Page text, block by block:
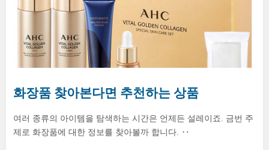
화장품 찾아본다면 추천하는 상품
여러 종류의 아이템을 탐색하는 시간은 언제든 설레이죠. 금번 주
제로 화장품에 대한 정보를 찾아볼까 합니다. ‥